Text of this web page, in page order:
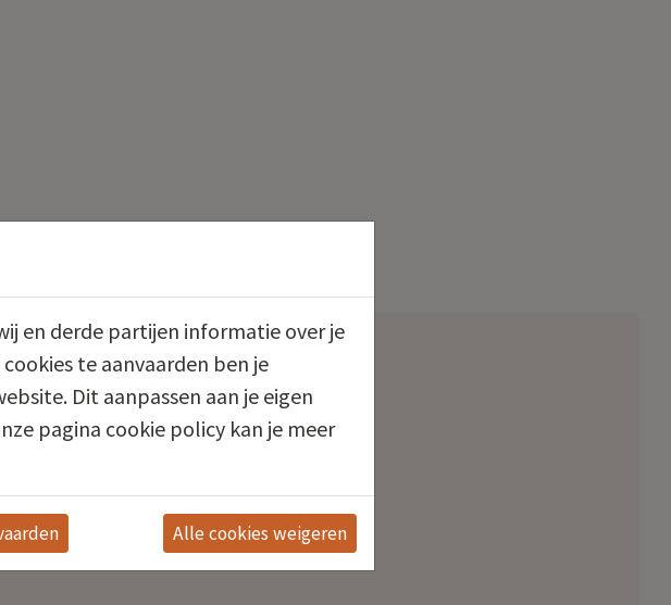
en derde partijen informatie over je
te aanvaarden ben je
Dit aanpassen aan je eigen
pagina cookie policy kan je meer
Alle cookies weigeren